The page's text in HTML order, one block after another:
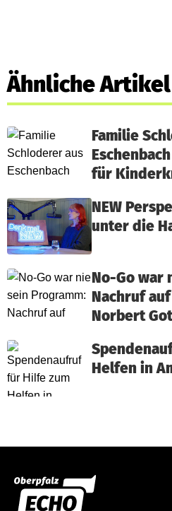
Ähnliche Artikel
Familie
für
NEW
unter die
No-Go war
Nachruf
Norbert
Helfen in